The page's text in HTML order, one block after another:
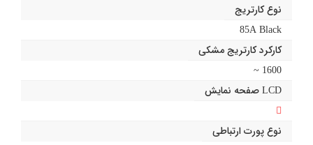
نوع کارتریج
85A Black
کارکرد کارتریج مشکی
1600 ~
LCD صفحه نمایش
نوع پورت ارتباطی